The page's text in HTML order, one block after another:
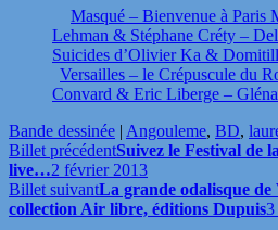
Masqué – Bienvenue à Paris
Lehman & Stéphane Créty –
Suicides d’Olivier Ka &
Versailles – le Crépuscule du
Convard & Eric Liberge –
Bande dessinée | Angouleme, BD,
Billet précédentSuivez le Festival de
live…2 février 2013
Billet suivantLa grande odalisque
collection Air libre, éditions Dupuis3